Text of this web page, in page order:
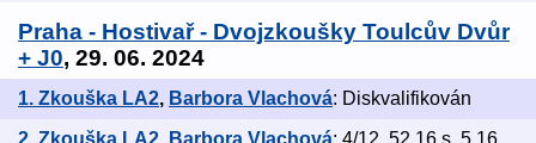
Praha - Hostivař - Dvojzkoušky Toulcův Dvůr
+ J0, 29. 06. 2024
1. Zkouška LA2, Barbora Vlachová: Diskvalifikován